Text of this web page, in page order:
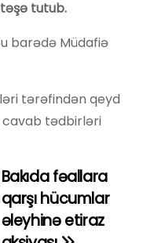
tutub.
barədə Müdafiə
tərəfindən qeyd
tədbirləri
Bakıda fəallara
qarşı hücumlar
əleyhinə etiraz